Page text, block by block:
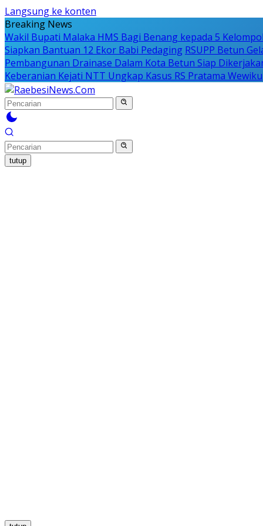
Langsung ke konten
Breaking News
Wakil Bupati Malaka HMS Bagi Benang kepada 5
Siapkan Bantuan 12 Ekor Babi Pedaging RSUPP Betun
Pembangunan Drainase Dalam Kota Betun Siap
Keberanian Kejati NTT Ungkap Kasus RS Pratama Wewiku
tutup